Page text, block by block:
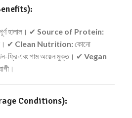
হালাল। ✔ Source of Protein:
✔ Clean Nutrition:কোনো
ফ্রি এবং পাম অয়েল মুক্ত। ✔ Vegan
Conditions):